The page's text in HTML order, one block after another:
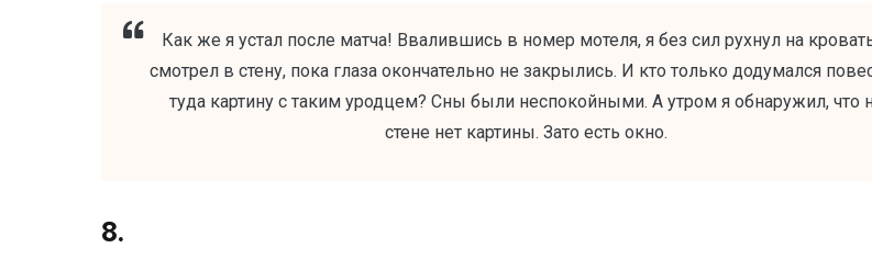
Как же я устал после матча! Ввалившись в номер мотеля, я без сил рухнул на
смотрел в стену, пока глаза окончательно не закрылись. И кто только додумался
туда картину с таким уродцем? Сны были неспокойными. А утром я обнаружил, что
стене нет картины. Зато есть окно.
8.